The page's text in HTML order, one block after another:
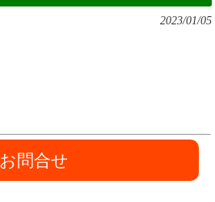
2023/01/05
お問合せ